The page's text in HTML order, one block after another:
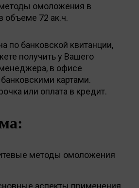
омоложения в
объеме 72 ак.ч.
по банковской квитанции,
получить у Вашего
в офисе
картами.
или оплата в кредит.
методы омоложения
аспекты применения